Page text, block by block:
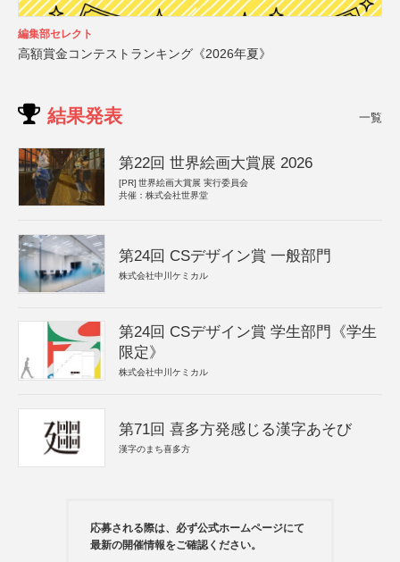
編集部セレクト
高額賞金コンテストランキング《2026年夏》
結果発表 一覧
第22回 世界絵画大賞展 2026
[PR] 世界絵画大賞展 実行委員会
共催：株式会社世界堂
第24回 CSデザイン賞 一般部門
株式会社中川ケミカル
第24回 CSデザイン賞 学生部門《学生
限定》
株式会社中川ケミカル
第71回 喜多方発感じる漢字あそび
漢字のまち喜多方
応募される際は、必ず公式ホームページにて
最新の開催情報をご確認ください。